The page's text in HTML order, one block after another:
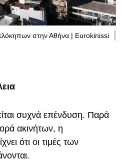
στην Αθήνα | Eurokinissi
συχνά επένδυση. Παρά
ακινήτων, η
ότι οι τιμές των